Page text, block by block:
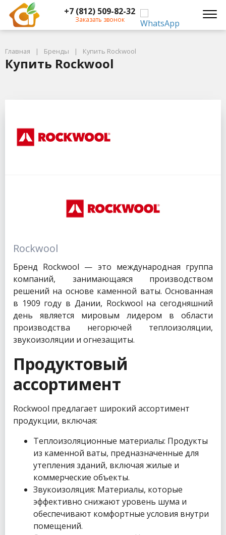
+7 (812) 509-82-32
Заказать звонок
Главная Бренды Купить Rockwool
Купить Rockwool
Rockwool
Бренд Rockwool — это международная группа
компаний, занимающаяся производством
решений на основе каменной ваты. Основанная
в 1909 году в Дании, Rockwool на сегодняшний
день является мировым лидером в области
производства негорючей теплоизоляции,
звукоизоляции и огнезащиты.
Продуктовый
ассортимент
Rockwool предлагает широкий ассортимент
продукции, включая:
Теплоизоляционные материалы: Продукты
из каменной ваты, предназначенные для
утепления зданий, включая жилые и
коммерческие объекты.
Звукоизоляция: Материалы, которые
эффективно снижают уровень шума и
обеспечивают комфортные условия внутри
помещений.